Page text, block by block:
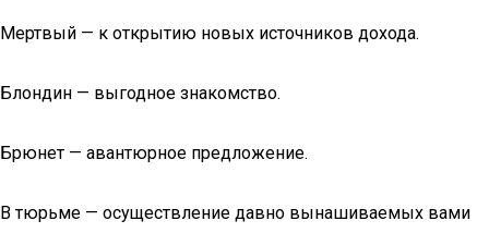
Мертвый — к открытию новых источников дохода.
Блондин — выгодное знакомство.
Брюнет — авантюрное предложение.
В тюрьме — осуществление давно вынашиваемых вами